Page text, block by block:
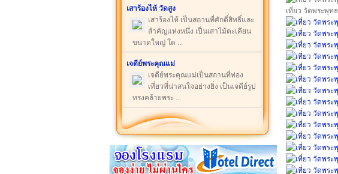
เสาร้องไห้ วัดสูง
เสาร้องไห้ เป็นสถานที่ศักดิ์สิทธิ์และ
สำคัญแห่งหนึ่ง เป็นเสาไม้ตะเคียน
ขนาดใหญ่ โด ...
เจดีย์พระคุณแม่
เจดีย์พระคุณแม่เป็นสถานที่ท่อง
เที่ยวที่น่าสนใจอย่างยิ่ง เป็นเจดีย์รูป
ทรงคล้ายพระ ...
เที่ยว วัดพระพุท